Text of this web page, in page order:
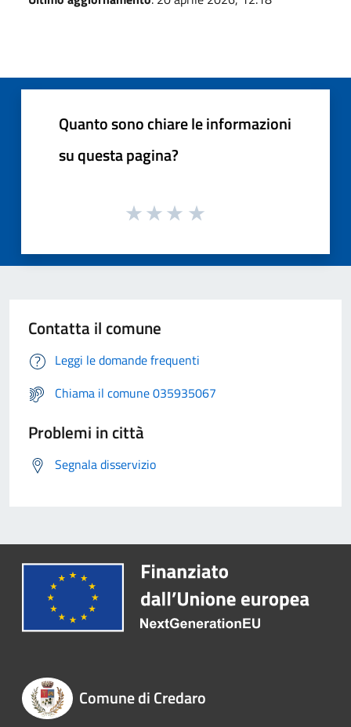
Quanto sono chiare le informazioni
su questa pagina?
Contatta il comune
Leggi le domande frequenti
Chiama il comune 035935067
Problemi in città
Segnala disservizio
Comune di Credaro